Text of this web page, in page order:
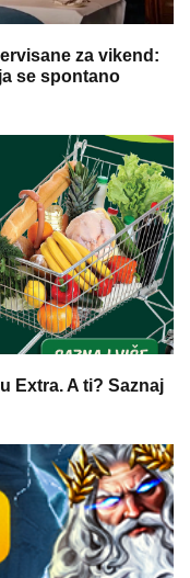
za vikend:
se spontano
Extra. A ti? Saznaj